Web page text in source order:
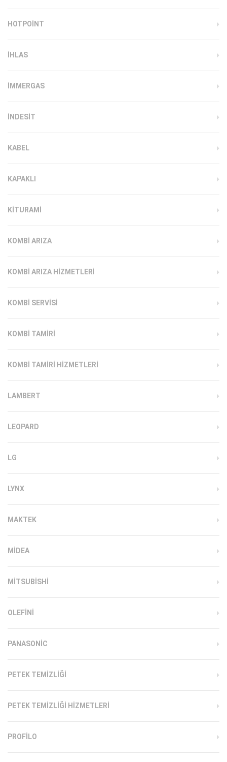
HOTPOINT
IHLAS
İMMERGAS
INDESIT
KABEL
KAPAKLI
KITURAMI
KOMBI ARIZA
KOMBI ARIZA HIZMETLERI
KOMBI SERVISI
KOMBI TAMIRI
KOMBI TAMIRI HIZMETLERI
LAMBERT
LEOPARD
LG
LYNX
MAKTEK
MIDEA
MITSUBISHI
OLEFINI
PANASONIC
PETEK TEMIZLIĞI
PETEK TEMIZLIĞI HIZMETLERI
PROFILO